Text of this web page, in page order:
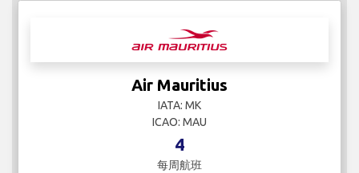
Air Mauritius
IATA: MK
ICAO: MAU
4
每周航班